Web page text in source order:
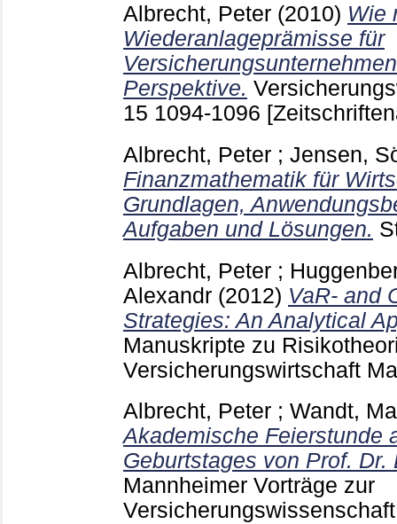
Albrecht, Peter (2010) Wie
Wiederanlageprämisse für
Perspektive.
15 1094-1096
Albrecht, Peter ; Jensen,
Finanzmathematik für
Grundlagen,
Aufgaben und Lösungen.
Albrecht, Peter ;
Alexandr (2012) VaR- and
Strategies: An Analytical
Manuskripte zu
Versicherungswirtschaft
Albrecht, Peter ; Wandt,
Akademische Feierstunde
Geburtstages von Prof. Dr.
Mannheimer Vorträge zur